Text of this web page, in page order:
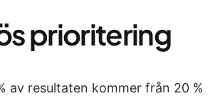
prioritering
av resultaten kommer från 20 %